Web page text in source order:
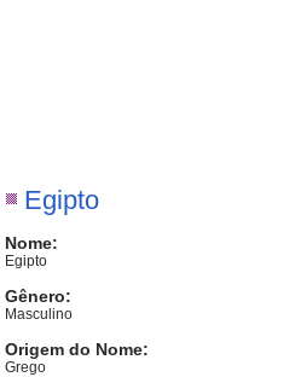
Egipto
Nome:
Egipto
Gênero:
Masculino
Origem do Nome:
Grego